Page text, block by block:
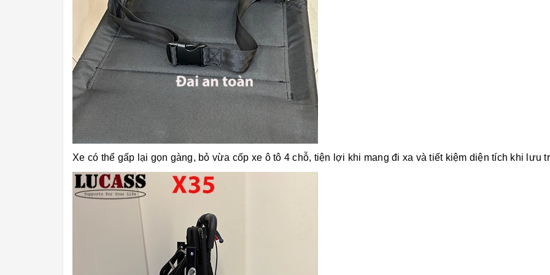
Xe có thể gấp lại gọn gàng, bỏ vừa cốp xe ô tô 4 chỗ, tiện lợi khi mang đi xa và tiết kiệm diện tích khi lưu